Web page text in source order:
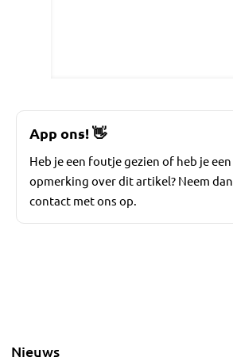
App ons!👋
Heb je een foutje gezien of heb je een
opmerking over dit artikel? Neem dan
contact met ons op.
Nieuws